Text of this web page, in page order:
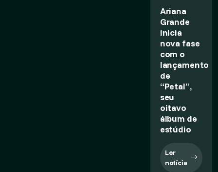
Ariana
Grande
inicia
nova fase
com o
lançamento
de
“Petal”,
seu
oitavo
álbum de
estúdio
Ler
notícia